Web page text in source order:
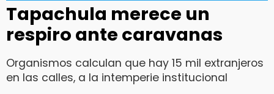
Tapachula merece un
respiro ante caravanas
Organismos calculan que hay 15 mil extranjeros
en las calles, a la intemperie institucional